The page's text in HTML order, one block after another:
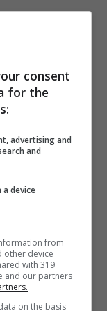
famosa e
molto
di
due indizi:il
ha
questi indizi,
essere
di
consent
for the
advertising and
and
device
from
other device
with 319
and our partners
on the basis